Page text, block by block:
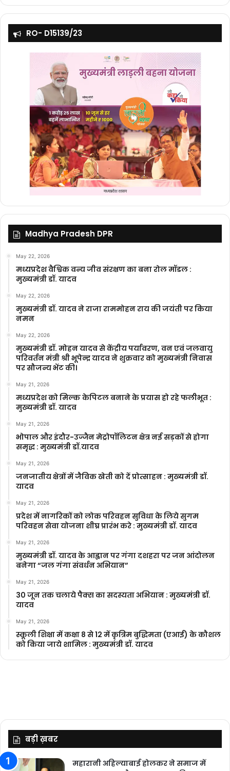
RO- D15139/23
Madhya Pradesh DPR
May 22, 2026
मध्यप्रदेश वैश्विक वन्य जीव संरक्षण का बना रोल मॉडल :
मुख्यमंत्री डॉ. यादव
May 22, 2026
मुख्यमंत्री डॉ. यादव ने राजा राममोहन राय की जयंती पर किया
नमन
May 22, 2026
मुख्यमंत्री डॉ. मोहन यादव से केंद्रीय पर्यावरण, वन एवं जलवायु
परिवर्तन मंत्री श्री भूपेन्द्र यादव ने शुक्रवार को मुख्यमंत्री निवास
पर सौजन्य भेंट की।
May 21, 2026
मध्यप्रदेश को मिल्क केपिटल बनाने के प्रयास हो रहे फलीभूत :
मुख्यमंत्री डॉ. यादव
May 21, 2026
भोपाल और इंदौर-उज्जैन मेट्रोपॉलिटन क्षेत्र नई सड़कों से होगा
समृद्ध : मुख्यमंत्री डॉ.यादव
May 21, 2026
जनजातीय क्षेत्रों में जैविक खेती को दें प्रोत्साहन : मुख्यमंत्री डॉ.
यादव
May 21, 2026
प्रदेश में नागरिकों को लोक परिवहन सुविधा के लिये सुगम
परिवहन सेवा योजना शीघ्र प्रारंभ करे : मुख्यमंत्री डॉ. यादव
May 21, 2026
मुख्यमंत्री डॉ. यादव के आह्वान पर गंगा दशहरा पर जन आंदोलन
बनेगा “जल गंगा संवर्धन अभियान”
May 21, 2026
30 जून तक चलाये पैक्स का सदस्यता अभियान : मुख्यमंत्री डॉ.
यादव
May 21, 2026
स्कूली शिक्षा में कक्षा 8 से 12 में कृ‍त्रिम बुद्धिमता (एआई) के कौशल
को किया जाये शामिल : मुख्यमंत्री डॉ. यादव
बड़ी ख़बर
महारानी अहिल्याबाई होलकर ने समाज में